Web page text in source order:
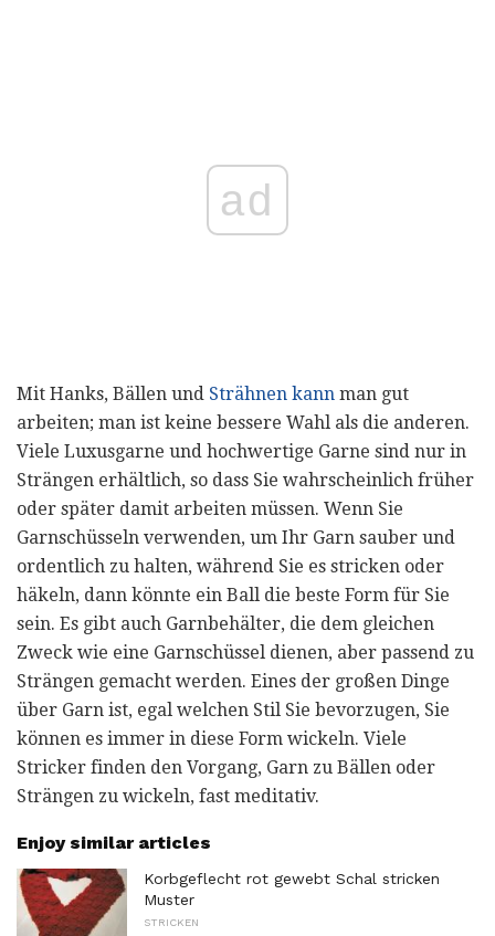
ad
Mit Hanks, Bällen und Strähnen kann man gut
arbeiten; man ist keine bessere Wahl als die anderen.
Viele Luxusgarne und hochwertige Garne sind nur in
Strängen erhältlich, so dass Sie wahrscheinlich früher
oder später damit arbeiten müssen. Wenn Sie
Garnschüsseln verwenden, um Ihr Garn sauber und
ordentlich zu halten, während Sie es stricken oder
häkeln, dann könnte ein Ball die beste Form für Sie
sein. Es gibt auch Garnbehälter, die dem gleichen
Zweck wie eine Garnschüssel dienen, aber passend zu
Strängen gemacht werden. Eines der großen Dinge
über Garn ist, egal welchen Stil Sie bevorzugen, Sie
können es immer in diese Form wickeln. Viele
Stricker finden den Vorgang, Garn zu Bällen oder
Strängen zu wickeln, fast meditativ.
Enjoy similar articles
Korbgeflecht rot gewebt Schal stricken
Muster
STRICKEN